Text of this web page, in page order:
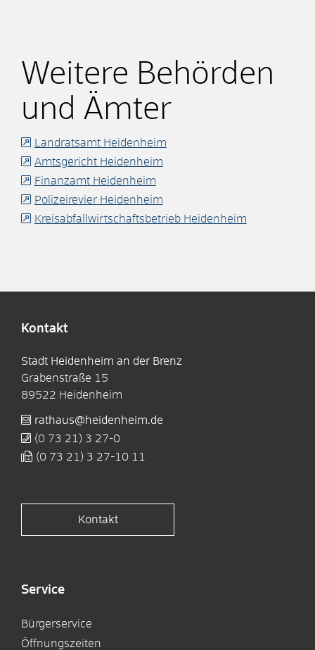
Weitere Behörden
und Ämter
Landratsamt Heidenheim
Amtsgericht Heidenheim
Finanzamt Heidenheim
Polizeirevier Heidenheim
Kreisabfallwirtschaftsbetrieb Heidenheim
Kontakt
Stadt Heidenheim an der Brenz
Grabenstraße 15
89522 Heidenheim
rathaus@heidenheim.de
(0 73 21) 3 27-0
(0 73 21) 3 27-10 11
Kontakt
Service
Bürgerservice
Öffnungszeiten